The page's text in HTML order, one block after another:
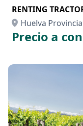
RENTING
Huelva Provincia
Precio a